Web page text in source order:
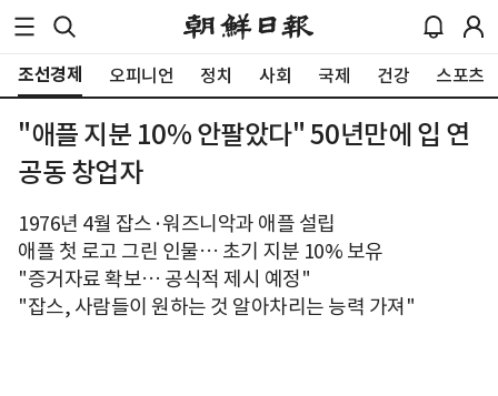
조선경제 오피니언 정치 사회 국제 건강 스포츠
"애플 지분 10% 안팔았다" 50년만에 입 연
공동 창업자
1976년 4월 잡스·워즈니악과 애플 설립
애플 첫 로고 그린 인물… 초기 지분 10% 보유
"증거자료 확보… 공식적 제시 예정"
"잡스, 사람들이 원하는 것 알아차리는 능력 가져"